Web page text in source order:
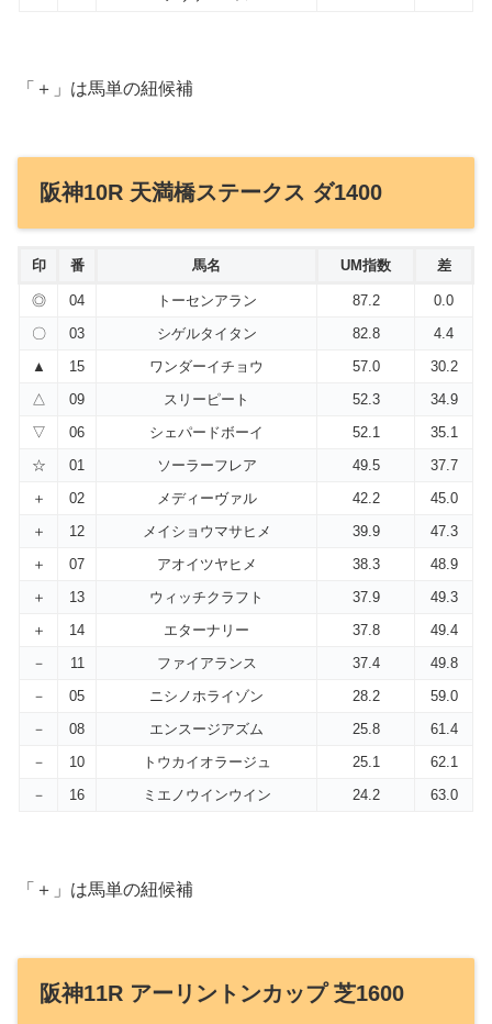
「＋」は馬単の紐候補
阪神10R 天満橋ステークス ダ1400
印 番 馬名 UM指数 差
◎ 04 トーセンアラン 87.2
0.0
〇
03 シゲルタイタン 82.8
4.4
▲
15 ワンダーイチョウ 57.0
30.2
△
09 スリーピート 52.3
34.9
▽
06 シェパードボーイ 52.1
35.1
☆
01 ソーラーフレア 49.5
37.7
＋
02 メディーヴァル 42.2
45.0
＋
12 メイショウマサヒメ 39.9
47.3
＋
07 アオイツヤヒメ 38.3
48.9
＋
13 ウィッチクラフト 37.9
49.3
＋
14 エターナリー 37.8
49.4
－
11 ファイアランス 37.4
49.8
－
05 ニシノホライゾン 28.2
59.0
－
08 エンスージアズム 25.8
61.4
－
10 トウカイオラージュ 25.1
62.1
－
16 ミエノウインウイン 24.2 63.0
「＋」は馬単の紐候補
阪神11R アーリントンカップ 芝1600